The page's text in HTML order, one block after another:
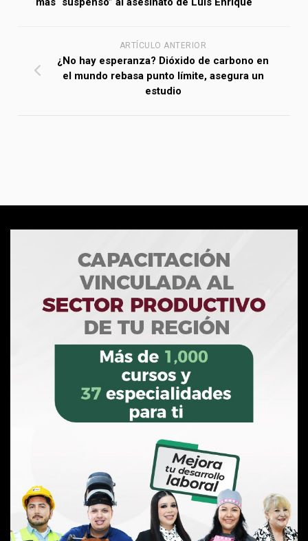
ARTÍCULO ANTERIOR
¿No hay esperanza? Dióxido de carbono en
el mundo rebasa punto límite, asegura un
estudio